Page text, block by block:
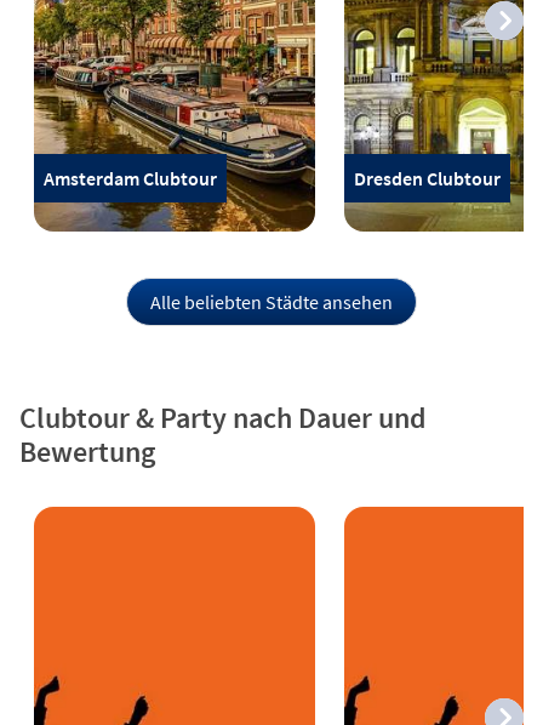
Amsterdam Clubtour Dresden Clubtour
Alle beliebten Städte ansehen
Clubtour & Party nach Dauer und
Bewertung